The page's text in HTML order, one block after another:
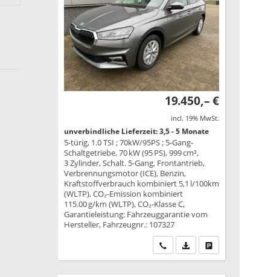
19.450,– €
incl. 19% MwSt.
unverbindliche Lieferzeit: 3,5 - 5 Monate
5-türig, 1.0 TSI ; 70kW/95PS ; 5-Gang-
Schaltgetriebe, 70 kW (95 PS), 999 cm³,
3 Zylinder, Schalt. 5-Gang, Frontantrieb,
Verbrennungsmotor (ICE), Benzin,
Kraftstoffverbrauch kombiniert 5,1 l/100km
(WLTP), CO₂-Emission kombiniert
115.00 g/km (WLTP), CO₂-Klasse C,
Garantieleistung: Fahrzeuggarantie vom
Hersteller, Fahrzeugnr.: 107327
Wir rufen Sie an
PDF-Datei,Drucken,